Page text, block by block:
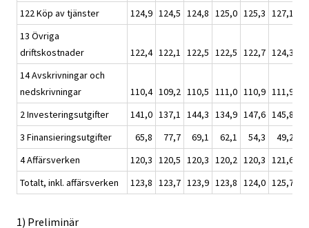
122 Köp av tjänster
124,9 124,5 124,8 125,0 125,3 127,1
13 Övriga
driftskostnader
122,4 122,1 122,5 122,5 122,7 124,3
14 Avskrivningar och
nedskrivningar
110,4 109,2 110,5 111,0 110,9 111,9
2 Investeringsutgifter
141,0 137,1 144,3 134,9 147,6 145,8
3 Finansieringsutgifter
65,8 77,7 69,1 62,1 54,3 49,2
4 Affärsverken
120,3 120,5 120,3 120,2 120,3 121,6
Totalt, inkl. affärsverken
123,8 123,7 123,9 123,8 124,0 125,7
1) Preliminär